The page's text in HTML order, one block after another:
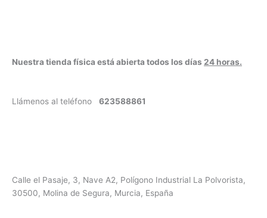
Nuestra tienda física está abierta todos los días 24 horas.
Llámenos al teléfono 623588861
Calle el Pasaje, 3, Nave A2, Polígono Industrial La Polvorista,
30500, Molina de Segura, Murcia, España